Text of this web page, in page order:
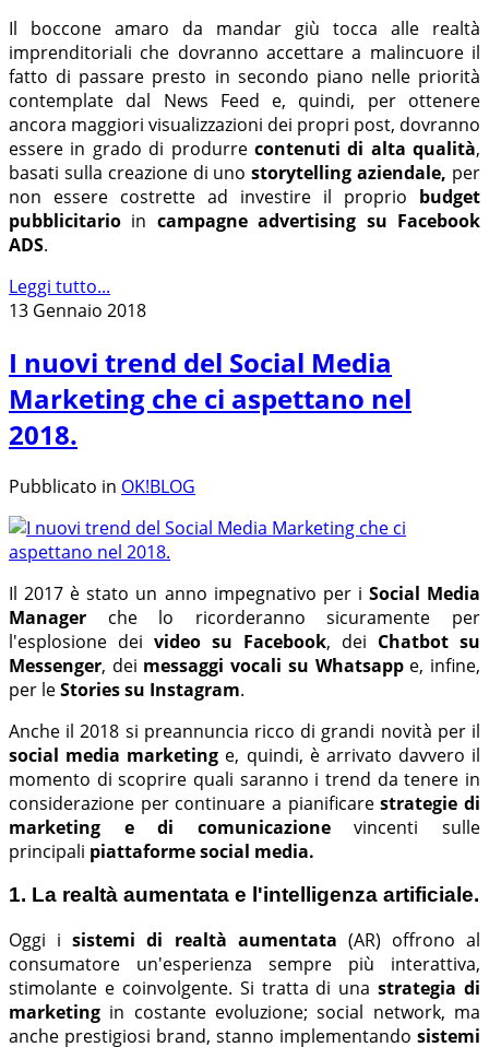
Il boccone amaro da mandar giù tocca alle realtà
imprenditoriali che dovranno accettare a malincuore il
fatto di passare presto in secondo piano nelle priorità
contemplate dal News Feed e, quindi, per ottenere
ancora maggiori visualizzazioni dei propri post, dovranno
essere in grado di produrre contenuti di alta qualità,
basati sulla creazione di uno storytelling aziendale, per
non essere costrette ad investire il proprio budget
pubblicitario in campagne advertising su Facebook
ADS.
Leggi tutto...
13 Gennaio 2018
I nuovi trend del Social Media
Marketing che ci aspettano nel
2018.
Pubblicato in OK!BLOG
Il 2017 è stato un anno impegnativo per i Social Media
Manager che lo ricorderanno sicuramente per
l'esplosione dei video su Facebook, dei Chatbot su
Messenger, dei messaggi vocali su Whatsappe, infine,
per leStories su Instagram.
Anche il 2018 si preannuncia ricco di grandi novità per il
social media marketing e, quindi, è arrivato davvero il
momento di scoprire quali saranno i trend da tenere in
considerazione per continuare a pianificarestrategie di
marketing e di comunicazionevincenti sulle
principali piattaforme social media.
1. La realtà aumentata e l'intelligenza artificiale.
Oggi isistemi di realtà aumentata (AR) offrono al
consumatore un'esperienza sempre più interattiva,
stimolante e coinvolgente. Si tratta di unastrategia di
marketing in costante evoluzione; social network, ma
anche prestigiosi brand, stanno implementando sistemi